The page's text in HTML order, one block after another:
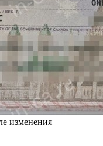
изменения